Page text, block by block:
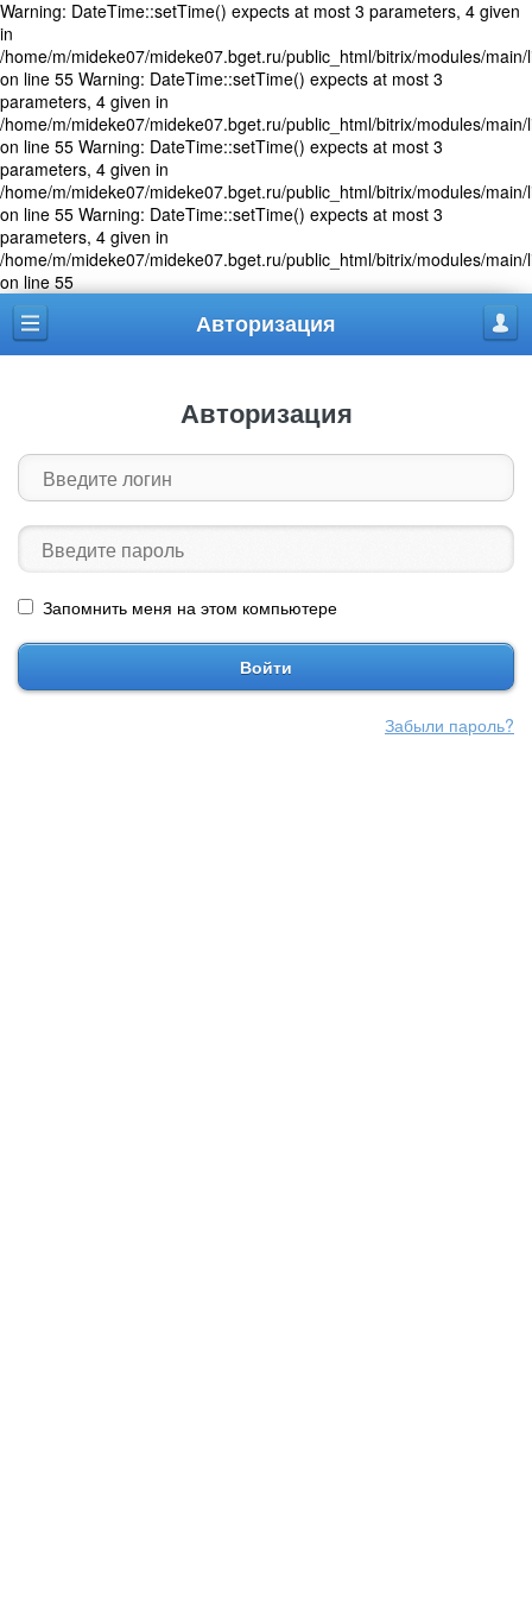
Warning: DateTime::setTime() expects at most 3 parameters, 4 given
in
/home/m/mideke07/mideke07.bget.ru/public_html/bitrix/modules/
on line 55 Warning: DateTime::setTime() expects at most 3
parameters, 4 given in
/home/m/mideke07/mideke07.bget.ru/public_html/bitrix/modules/
on line 55 Warning: DateTime::setTime() expects at most 3
parameters, 4 given in
/home/m/mideke07/mideke07.bget.ru/public_html/bitrix/modules/
on line 55 Warning: DateTime::setTime() expects at most 3
parameters, 4 given in
/home/m/mideke07/mideke07.bget.ru/public_html/bitrix/modules/
on line 55
Меню
Авторизация
Авторизация
Запомнить меня на этом компьютере
Войти
Забыли пароль?